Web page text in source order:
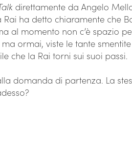
direttamente da Angelo
Rai ha detto chiaramente che
al momento non c’è spazio
ormai, viste le tante
che la Rai torni sui suoi passi.
domanda di partenza. La